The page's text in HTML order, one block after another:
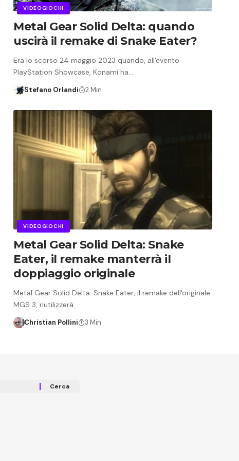
VIDEOGIOCHI
Metal Gear Solid Delta: quando
uscirà il remake di Snake Eater?
Era lo scorso 24 maggio 2023 quando, all'evento
PlayStation Showcase, Konami ha…
Stefano Orlandi 2 Min
VIDEOGIOCHI
Metal Gear Solid Delta: Snake
Eater, il remake manterrà il
doppiaggio originale
Metal Gear Solid Delta: Snake Eater, il remake dell'originale
MGS 3, riutilizzerà…
Christian Pollini 3 Min